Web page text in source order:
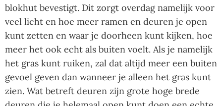
blokhut bevestigt. Dit zorgt overdag namelijk voor
veel licht en hoe meer ramen en deuren je open
kunt zetten en waar je doorheen kunt kijken, hoe
meer het ook echt als buiten voelt. Als je namelijk
het gras kunt ruiken, zal dat altijd meer een buiten
gevoel geven dan wanneer je alleen het gras kunt
zien. Wat betreft deuren zijn grote hoge brede